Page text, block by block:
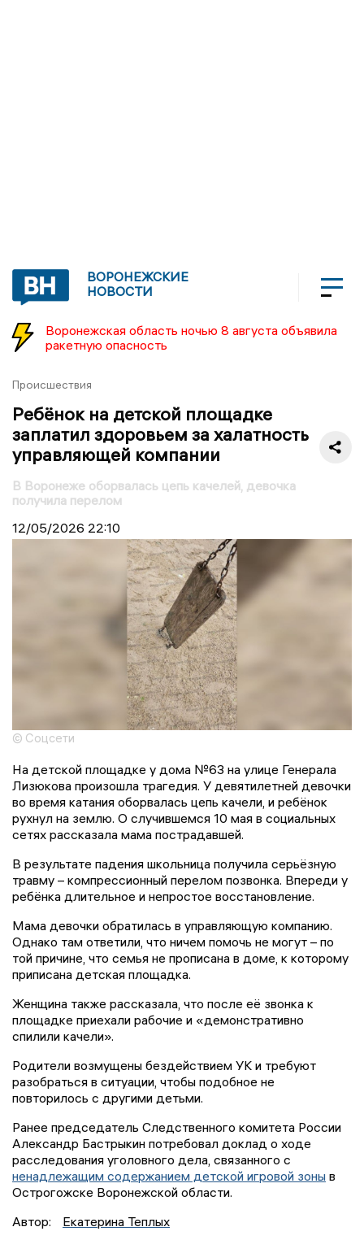
ВОРОНЕЖСКИЕ
НОВОСТИ
Воронежская область ночью 8 августа объявила
ракетную опасность
Происшествия
Ребёнок на детской площадке
заплатил здоровьем за халатность
управляющей компании
В Воронеже оборвалась цепь качелей, девочка
получила перелом
12/05/2026 22:10
© Соцсети
На детской площадке у дома №63 на улице Генерала
Лизюкова произошла трагедия. У девятилетней девочки
во время катания оборвалась цепь качели, и ребёнок
рухнул на землю. О случившемся 10 мая в социальных
сетях рассказала мама пострадавшей.
В результате падения школьница получила серьёзную
травму – компрессионный перелом позвонка. Впереди у
ребёнка длительное и непростое восстановление.
Мама девочки обратилась в управляющую компанию.
Однако там ответили, что ничем помочь не могут – по
той причине, что семья не прописана в доме, к которому
приписана детская площадка.
Женщина также рассказала, что после её звонка к
площадке приехали рабочие и «демонстративно
спилили качели».
Родители возмущены бездействием УК и требуют
разобраться в ситуации, чтобы подобное не
повторилось с другими детьми.
Ранее председатель Следственного комитета России
Александр Бастрыкин потребовал доклад о ходе
расследования уголовного дела, связанного с
ненадлежащим содержанием детской игровой зоны в
Острогожске Воронежской области.
Автор:
Екатерина Теплых